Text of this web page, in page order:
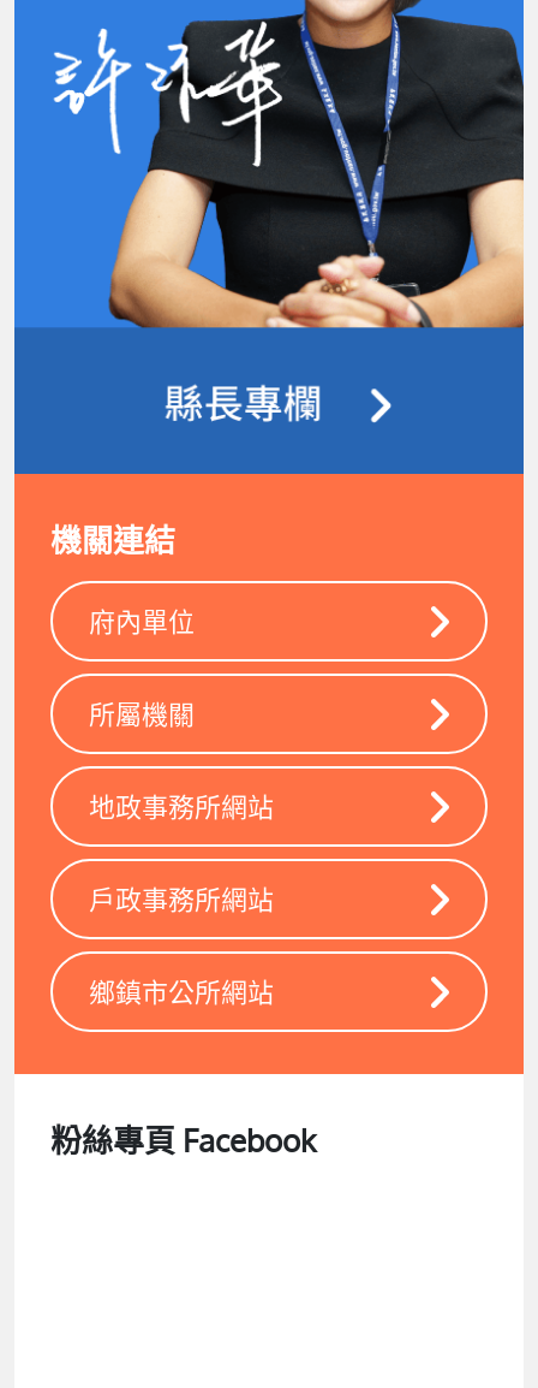
機關連結
府內單位
所屬機關
地政事務所網站
戶政事務所網站
鄉鎮市公所網站
粉絲專頁 Facebook